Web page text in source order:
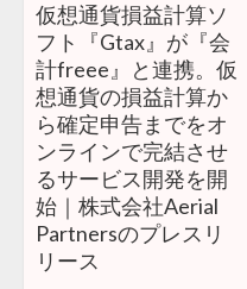
仮想通貨損益計算ソ
フト『Gtax』が『会
計freee』と連携。仮
想通貨の損益計算か
ら確定申告までをオ
ンラインで完結させ
るサービス開発を開
始｜株式会社Aerial
Partnersのプレスリ
リース